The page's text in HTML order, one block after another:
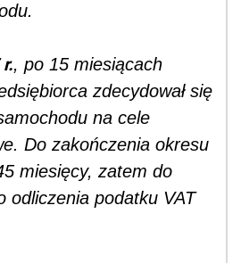
, po 15 miesiącach
zdecydował się
na cele
Do zakończenia okresu
miesięcy, zatem do
odliczenia podatku VAT